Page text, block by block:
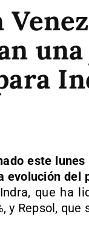
este
evolución del
que ha
y Repsol, que